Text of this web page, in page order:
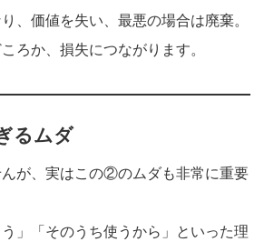
、価値を失い、最悪の場合は廃棄。
ろか、損失につながります。
るムダ
が、実はこの②のムダも非常に重要
う」「そのうち使うから」といった理